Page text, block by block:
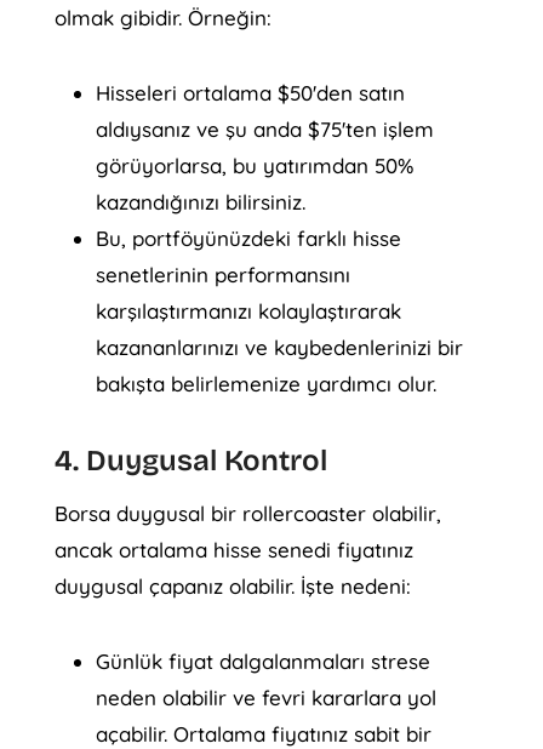
olmak gibidir. Örneğin:
Hisseleri ortalama $50'den satın
aldıysanız ve şu anda $75'ten işlem
görüyorlarsa, bu yatırımdan 50%
kazandığınızı bilirsiniz.
Bu, portföyünüzdeki farklı hisse
senetlerinin performansını
karşılaştırmanızı kolaylaştırarak
kazananlarınızı ve kaybedenlerinizi bir
bakışta belirlemenize yardımcı olur.
4. Duygusal Kontrol
Borsa duygusal bir rollercoaster olabilir,
ancak ortalama hisse senedi fiyatınız
duygusal çapanız olabilir. İşte nedeni:
Günlük fiyat dalgalanmaları strese
neden olabilir ve fevri kararlara yol
açabilir. Ortalama fiyatınız sabit bir